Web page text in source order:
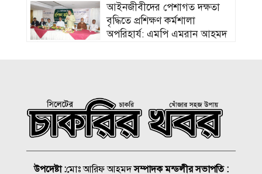
‎আইনজীবীদের পেশাগত দক্ষতা
বৃদ্ধিতে প্রশিক্ষণ কর্মশালা
অপরিহার্য: এমপি এমরান আহমদ
হামের উপসর্গে আরও ৩ শিশুর
মৃত্যু
উপদেষ্টা :মোঃ আরিফ আহমদসম্পাদক মন্ডলীর সভাপতি :